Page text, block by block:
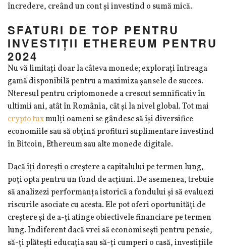
încredere, creând un cont și investind o sumă mică.
SFATURI DE TOP PENTRU
INVESTIȚII ETHEREUM PENTRU
2024
Nu vă limitați doar la câteva monede; explorați întreaga
gamă disponibilă pentru a maximiza șansele de succes.
Nteresul pentru criptomonede a crescut semnificativ în
ultimii ani, atât în România, cât și la nivel global. Tot mai
crypto tuxmulți oameni se gândesc să își diversifice
economiile sau să obțină profituri suplimentare investind
în Bitcoin, Ethereum sau alte monede digitale.
Dacă îți dorești o creștere a capitalului pe termen lung,
poți opta pentru un fond de acțiuni. De asemenea, trebuie
să analizezi performanța istorică a fondului și să evaluezi
riscurile asociate cu acesta. Ele pot oferi oportunități de
creștere și de a-ți atinge obiectivele financiare pe termen
lung. Indiferent dacă vrei să economisești pentru pensie,
să-ți plătești educația sau să-ți cumperi o casă, investițiile